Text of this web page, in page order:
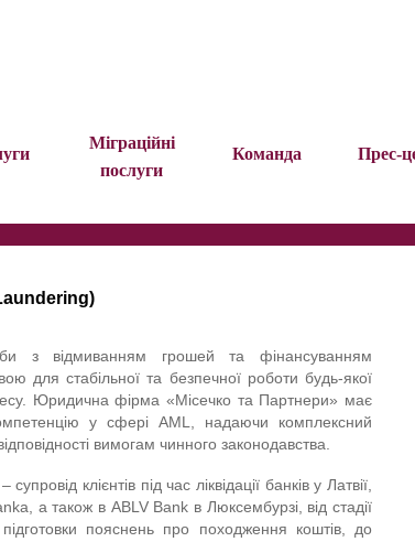
Міграційні
послуги
Команда Прес-
з відмиванням грошей та фінансуванням
для стабільної та безпечної роботи будь-якої
Юридична фірма «Місечко та Партнери» має
у сфері AML, надаючи комплексний
вимогам чинного законодавства.
клієнтів під час ліквідації банків у Латвії,
а також в ABLV Bank в Люксембурзі, від стадії
пояснень про походження коштів, до